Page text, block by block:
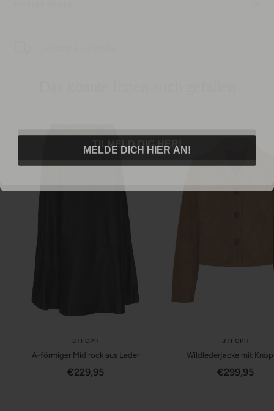
BTFCPH
A-förmiger Midirock aus Leder
Angebotspreis
€229,95
BTFCPH
Wildlederjacke mit
€299,95
MELDE DICH HIER AN!